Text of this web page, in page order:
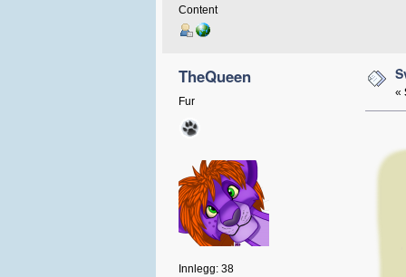
Content
TheQueen
Fur
Innlegg: 38
«